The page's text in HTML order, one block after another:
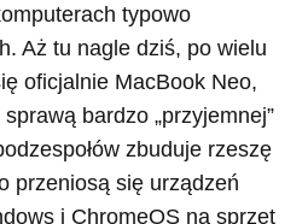
typowo
Aż tu nagle dziś, po wielu
oficjalnie MacBook Neo,
bardzo „przyjemnej”
zbuduje rzeszę
przeniosą się urządzeń
i ChromeOS na sprzęt